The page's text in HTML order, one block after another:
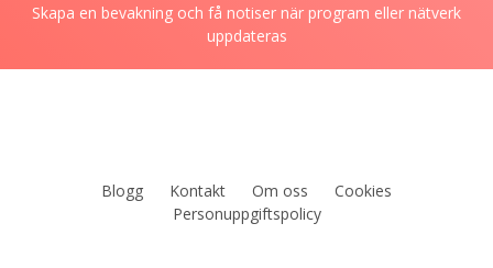
Skapa en bevakning och få notiser när program eller nätverk
uppdateras
Blogg Kontakt Om oss
Cookies
Personuppgiftspolicy